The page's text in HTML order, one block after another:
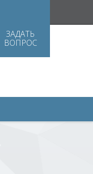
ЗАДАТЬ
ВОПРОС